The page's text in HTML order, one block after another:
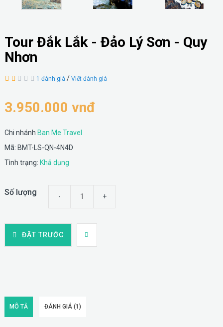
Tour Đắk Lắk - Đảo Lý Sơn - Quy
Nhơn
1 đánh giá / Viết đánh giá
3.950.000 vnđ
Chi nhánh Ban Me Travel
Mã: BMT-LS-QN-4N4D
Tình trạng: Khả dụng
Số lượng
ĐẶT TRƯỚC
MÔ TẢ ĐÁNH GIÁ (1)